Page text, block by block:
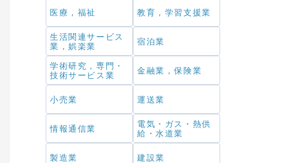
医療，福祉 教育，学習支援業
生活関連サービス
業，娯楽業
宿泊業
学術研究，専門・
技術サービス業
金融業，保険業
小売業 運送業
情報通信業
電気・ガス・熱供
給・水道業
製造業 建設業